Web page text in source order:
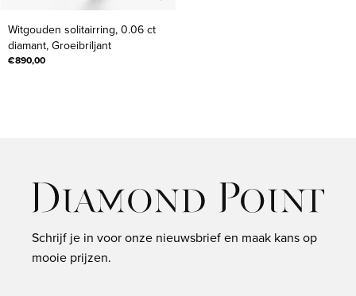
solitairring,
Witgouden solitairring, 0.06 ct
diamant, Groeibriljant
€890,00
Schrijf je in voor onze nieuwsbrief en maak kans op
mooie prijzen.